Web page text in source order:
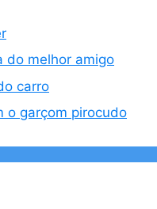
do melhor amigo
carro
o garçom pirocudo